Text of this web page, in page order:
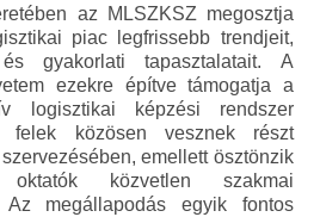
az MLSZKSZ megosztja
piac legfrissebb trendjeit,
gyakorlati tapasztalatait. A
ezekre építve támogatja a
logisztikai képzési rendszer
felek közösen vesznek részt
emellett ösztönzik
közvetlen szakmai
Az megállapodás egyik fontos